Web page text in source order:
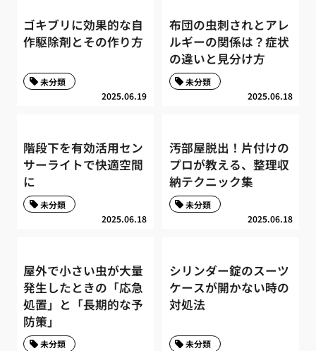
ゴキブリに効果的な自
作駆除剤とその作り方
2025.06.19
未分類
布団の虫刺されとアレ
ルギーの関係は？症状
の違いと見分け方
2025.06.18
未分類
階段下を有効活用セン
サーライトで快適空間
に
2025.06.18
未分類
汚部屋脱出！片付けの
プロが教える、整理収
納テクニック集
2025.06.18
未分類
屋外で小さい虫が大量
発生したときの「応急
処置」と「長期的な予
防策」
未分類
シリンダー錠のスーツ
ケースが開かない時の
対処法
未分類